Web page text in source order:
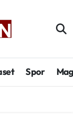
Spor